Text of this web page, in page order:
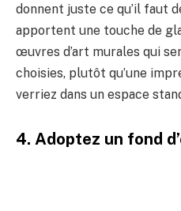
donnent juste ce qu’il faut
apportent une touche de
œuvres d’art murales qui
choisies, plutôt qu’une
verriez dans un espace
4. Adoptez un fond